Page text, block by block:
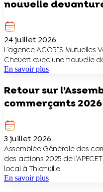
nouvelle
24 juillet 2026
L’agence ACORIS Mutuelles
Chevert avec une nouvelle
En savoir plus
Retour sur
commerçants 2026
3 juillet 2026
Assemblée Générale des
des actions 2025 de
local à Thionville.
En savoir plus